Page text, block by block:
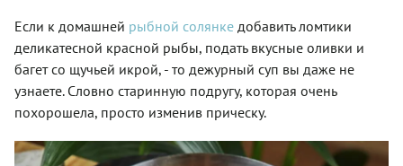
Если к домашней рыбной солянке добавить ломтики
деликатесной красной рыбы, подать вкусные оливки и
багет со щучьей икрой, - то дежурный суп вы даже не
узнаете. Словно старинную подругу, которая очень
похорошела, просто изменив прическу.